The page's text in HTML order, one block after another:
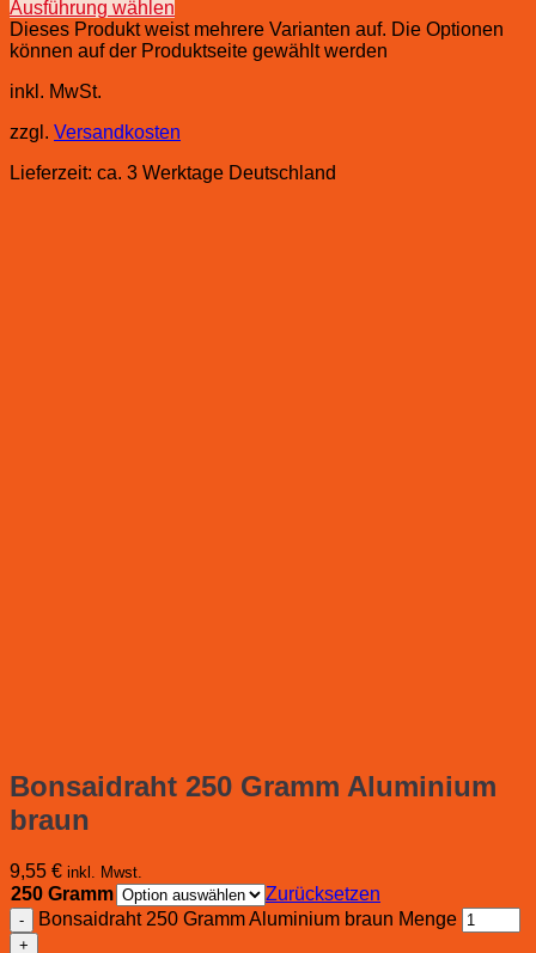
Ausführung wählen
Dieses Produkt weist mehrere Varianten auf. Die Optionen
können auf der Produktseite gewählt werden
inkl. MwSt.
zzgl. Versandkosten
Lieferzeit: ca. 3 Werktage Deutschland
Bonsaidraht 250 Gramm Aluminium
braun
9,55 € inkl. Mwst.
250 Gramm
Zurücksetzen
Bonsaidraht 250 Gramm Aluminium braun Menge